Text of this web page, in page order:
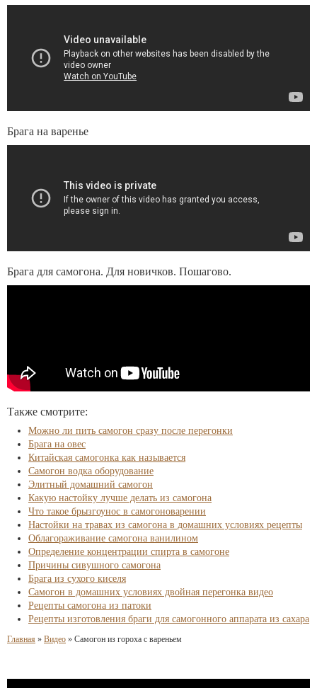
Брага на варенье
Брага для самогона. Для новичков. Пошагово.
Также смотрите:
Можно ли пить самогон сразу после перегонки
Брага на овес
Китайская самогонка как называется
Самогон водка оборудование
Элитный домашний самогон
Какую настойку лучше делать из самогона
Что такое брызгоунос в самогоноварении
Настойки на травах из самогона в домашних условиях рецепты
Облагораживание самогона ванилином
Определение концентрации спирта в самогоне
Причины сивушного самогона
Брага из сухого киселя
Самогон в домашних условиях двойная перегонка видео
Рецепты самогона из патоки
Рецепты изготовления браги для самогонного аппарата из сахара
Главная » Видео » Самогон из гороха с вареньем